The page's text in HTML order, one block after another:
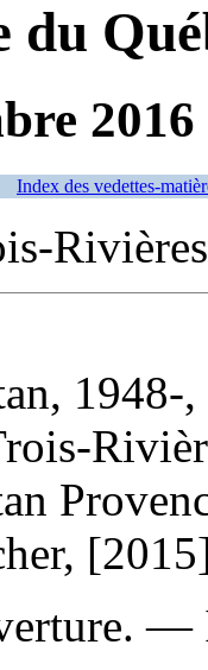
2016
Index des vedettes-
Rivières
1948-
—